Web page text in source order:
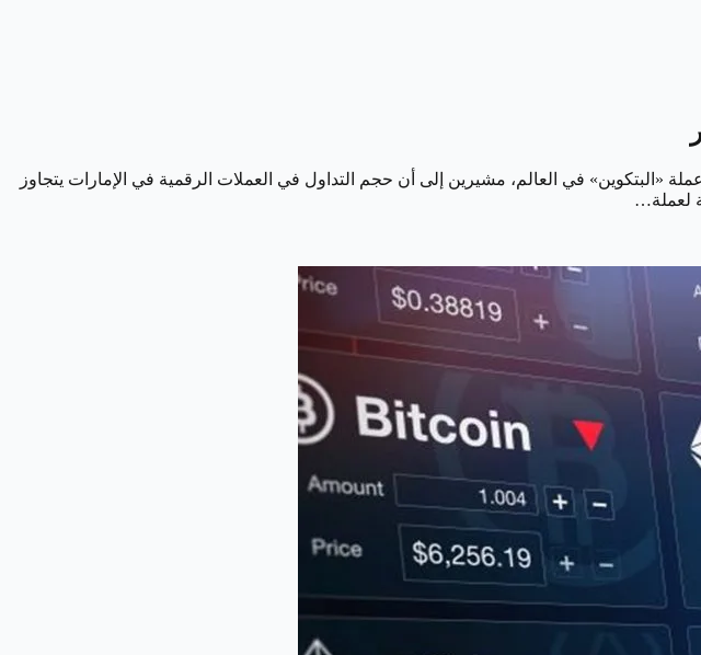
في فعاليات «منتدى بتكوين الشرق الأوسط وشمال إفريقيا 2024» على أهمية عملة «البتكوين» في العالم، مشيرين إلى أن حجم التداول في العملات الرقمية في الإمارات يتجاوز